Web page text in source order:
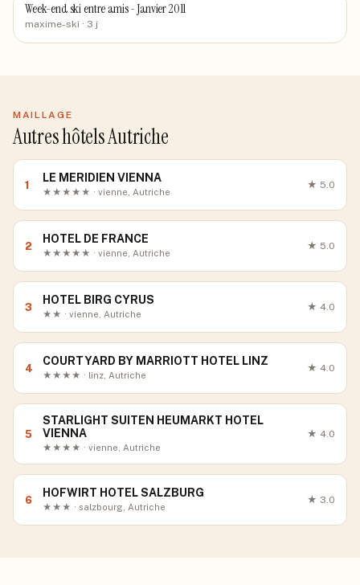
Week-end ski entre amis - Janvier 2011
maxime-ski · 3 j
MAILLAGE
Autres hôtels Autriche
1
LE MERIDIEN VIENNA
★★★★★ · vienne, Autriche
★ 5.0
2
HOTEL DE FRANCE
★★★★★ · vienne, Autriche
★ 5.0
3
HOTEL BIRG CYRUS
★★ · vienne, Autriche
★ 4.0
4
COURTYARD BY MARRIOTT HOTEL LINZ
★★★★ · linz, Autriche
★ 4.0
5
STARLIGHT SUITEN HEUMARKT HOTEL
VIENNA
★★★★ · vienne, Autriche
★ 4.0
6
HOFWIRT HOTEL SALZBURG
★★★ · salzbourg, Autriche
★ 3.0